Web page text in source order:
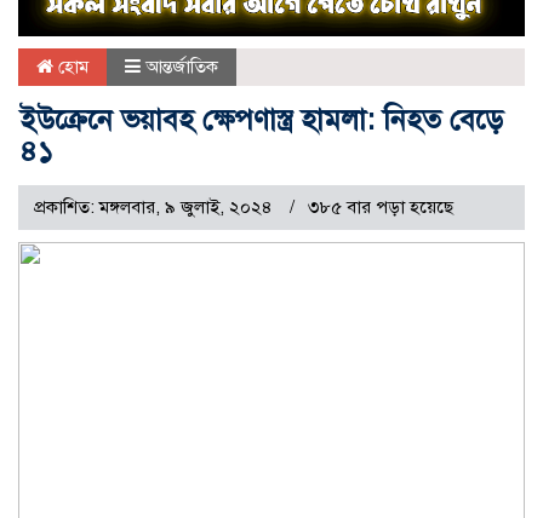
হোম আন্তর্জাতিক
ইউক্রেনে ভয়াবহ ক্ষেপণাস্ত্র হামলা: নিহত বেড়ে
৪১
প্রকাশিত: মঙ্গলবার, ৯ জুলাই, ২০২৪ ৩৮৫ বার পড়া হয়েছে